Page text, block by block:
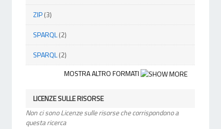
ZIP(3)
SPARQL(2)
SPARQL(2)
MOSTRA ALTRO FORMATI
LICENZE SULLE RISORSE
Non ci sono Licenze sulle risorse che corrispondono a
questa ricerca